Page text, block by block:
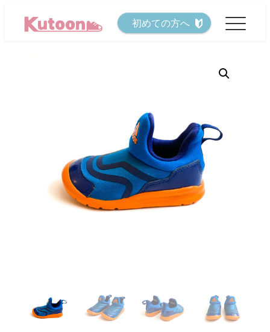
初めての方へ